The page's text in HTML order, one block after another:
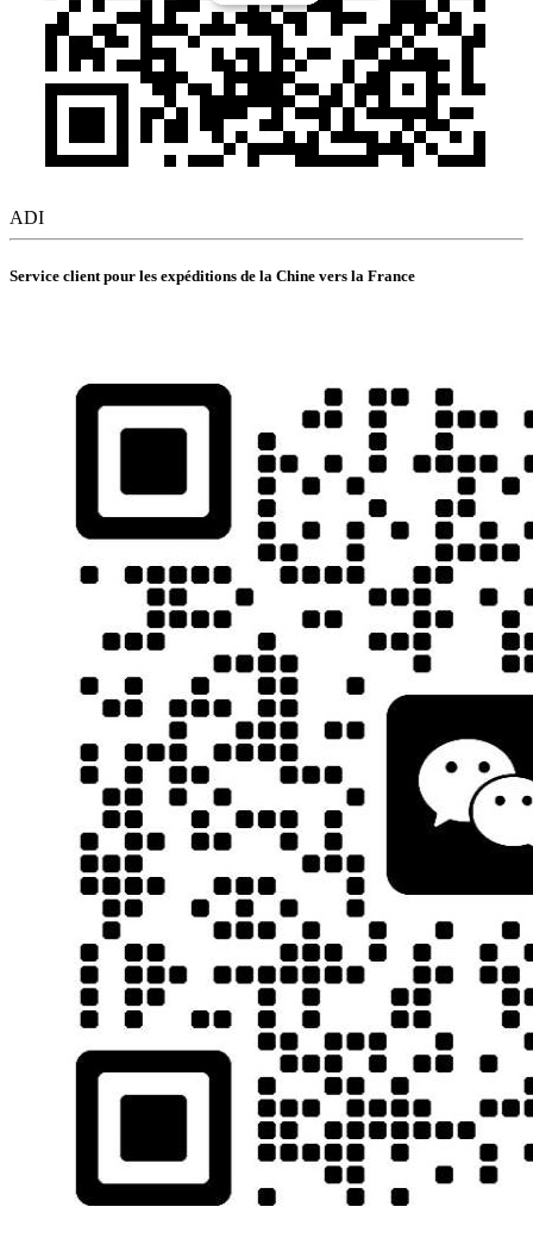
ADI
Service client pour les expéditions de la Chine vers la France